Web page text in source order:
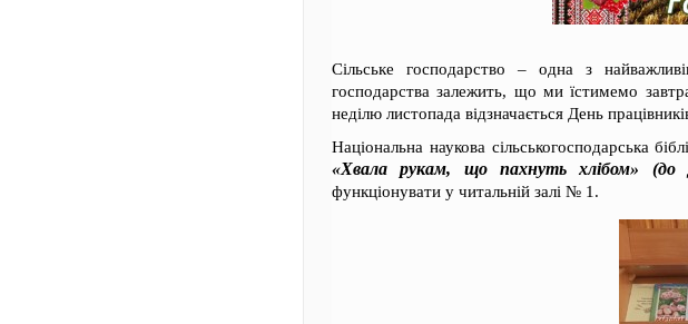
Сільське господарство – одна з
господарства залежить, що ми їстимемо
неділю листопада відзначається День
Національна наукова сільськогосподарська
«Хвала рукам, що пахнуть хлібом» (до
функціонувати у читальній залі № 1.